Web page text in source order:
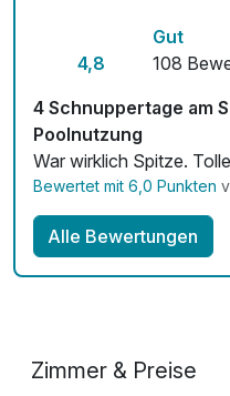
4,8
Gut
108
4 Schnuppertage am
Poolnutzung
War wirklich Spitze.
Bewertet mit 6,0 Punkten
Alle Bewertungen
Zimmer & Preise